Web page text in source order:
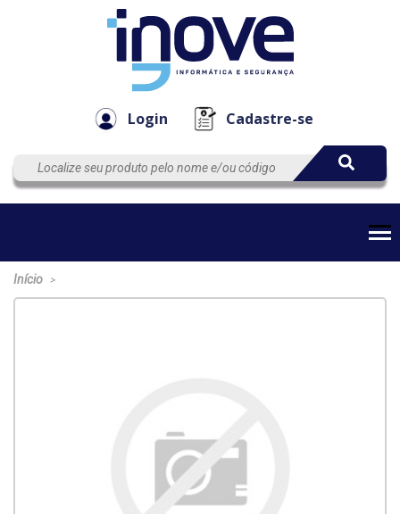
Login Cadastre-se
EmpresaAutomação
Início >